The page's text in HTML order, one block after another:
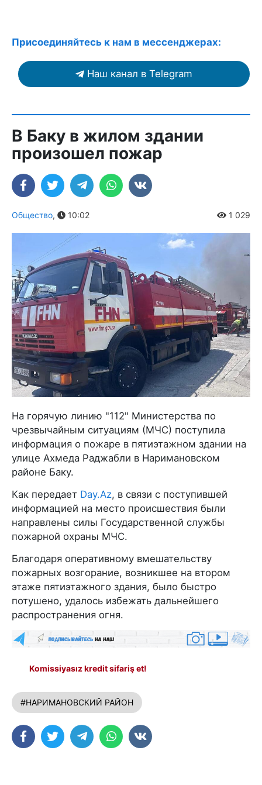
Присоединяйтесь к нам в мессенджерах:
Наш канал в Telegram
В Баку в жилом здании
произошел пожар
Общество, 10:02 1 029
На горячую линию "112" Министерства по
чрезвычайным ситуациям (МЧС) поступила
информация о пожаре в пятиэтажном здании на
улице Ахмеда Раджабли в Наримановском
районе Баку.
Как передает Day.Az, в связи с поступившей
информацией на место происшествия были
направлены силы Государственной службы
пожарной охраны МЧС.
Благодаря оперативному вмешательству
пожарных возгорание, возникшее на втором
этаже пятиэтажного здания, было быстро
потушено, удалось избежать дальнейшего
распространения огня.
Komissiyasız kredit sifariş et!
#НАРИМАНОВСКИЙ РАЙОН